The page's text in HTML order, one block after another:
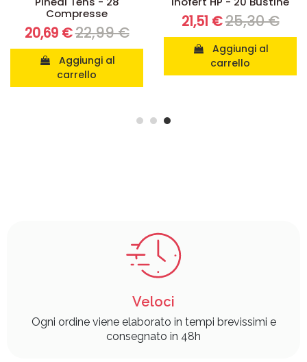
Compresse
20,69 €22,99 €
carrello
21,51 €25,30 €
carrello
Veloci
Ogni ordine viene elaborato in tempi brevissimi e
consegnato in 48h